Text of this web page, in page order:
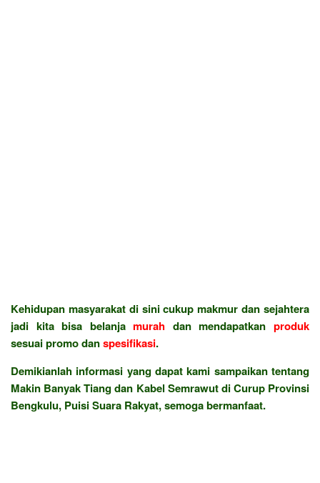
Kehidupan masyarakat di sini cukup makmur dan sejahtera
jadi kita bisa belanjamurah dan mendapatkanproduk
sesuai promo danspesifikasi.
Demikianlah informasi yang dapat kami sampaikan tentang
Makin Banyak Tiang dan Kabel Semrawut di Curup Provinsi
Bengkulu, Puisi Suara Rakyat, semoga bermanfaat.